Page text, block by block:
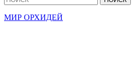
Закрыть
МИР ОРХИДЕЙ